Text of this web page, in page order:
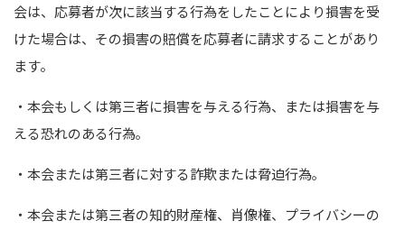
会は、応募者が次に該当する行為をしたことにより損害を受
けた場合は、その損害の賠償を応募者に請求することがあり
ます。
・本会もしくは第三者に損害を与える行為、または損害を与
える恐れのある行為｡
・本会または第三者に対する詐欺または脅迫行為｡
・本会または第三者の知的財産権、肖像権、プライバシーの